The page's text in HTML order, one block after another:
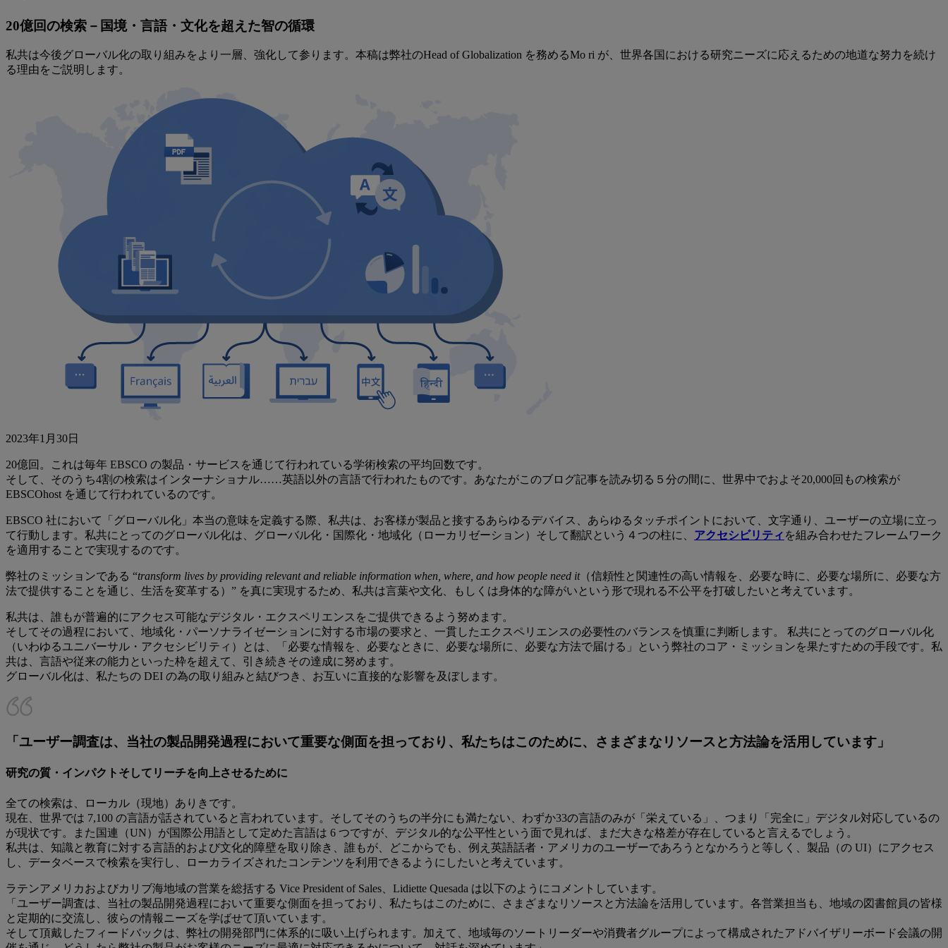
20億回の検索－国境・言語・文化を超えた智の循環
私共は今後グローバル化の取り組みをより一層、強化して参ります。本稿は弊社のHead of Globalization を務めるMo ri が、世界各国における研究ニーズに応えるための地道な努力を続け
る理由をご説明します。
2023年1月30日
20億回。これは毎年 EBSCO の製品・サービスを通じて行われている学術検索の平均回数です。
そして、そのうち4割の検索はインターナショナル……英語以外の言語で行われたものです。あなたがこのブログ記事を読み切る５分の間に、世界中でおよそ20,000回もの検索が
EBSCOhost を通じて行われているのです。
EBSCO 社において「グローバル化」本当の意味を定義する際、私共は、お客様が製品と接するあらゆるデバイス、あらゆるタッチポイントにおいて、文字通り、ユーザーの立場に立っ
て行動します。私共にとってのグローバル化は、グローバル化・国際化・地域化（ローカリゼーション）そして翻訳という４つの柱に、 アクセシビリティ を組み合わせたフレームワーク
を適用することで実現するのです。
弊社のミッションである “transform lives by providing relevant and reliable information when, where, and how people need it（信頼性と関連性の高い情報を、必要な時に、必要な場所に、必要な方
法で提供することを通じ、生活を変革する）” を真に実現するため、私共は言葉や文化、もしくは身体的な障がいという形で現れる不公平を打破したいと考えています。
私共は、誰もが普遍的にアクセス可能なデジタル・エクスペリエンスをご提供できるよう努めます。
そしてその過程において、地域化・パーソナライゼーションに対する市場の要求と、一貫したエクスペリエンスの必要性のバランスを慎重に判断します。 私共にとってのグローバル化
（いわゆるユニバーサル・アクセシビリティ）とは、「必要な情報を、必要なときに、必要な場所に、必要な方法で届ける」という弊社のコア・ミッションを果たすための手段です。私
共は、言語や従来の能力といった枠を超えて、引き続きその達成に努めます。
グローバル化は、私たちの DEI の為の取り組みと結びつき、お互いに直接的な影響を及ぼします。
「ユーザー調査は、当社の製品開発過程において重要な側面を担っており、私たちはこのために、さまざまなリソースと方法論を活用しています」
研究の質・インパクトそしてリーチを向上させるために
全ての検索は、ローカル（現地）ありきです。
現在、世界では 7,100 の言語が話されていると言われています。そしてそのうちの半分にも満たない、わずか33の言語のみが「栄えている」、つまり「完全に」デジタル対応しているの
が現状です。また国連（UN）が国際公用語として定めた言語は 6 つですが、デジタル的な公平性という面で見れば、まだ大きな格差が存在していると言えるでしょう。
私共は、知識と教育に対する言語的および文化的障壁を取り除き、誰もが、どこからでも、例え英語話者・アメリカのユーザーであろうとなかろうと等しく、製品（の UI）にアクセス
し、データベースで検索を実行し、ローカライズされたコンテンツを利用できるようにしたいと考えています。
ラテンアメリカおよびカリブ海地域の営業を総括する Vice President of Sales、Lidiette Quesada は以下のようにコメントしています。
「ユーザー調査は、当社の製品開発過程において重要な側面を担っており、私たちはこのために、さまざまなリソースと方法論を活用しています。各営業担当も、地域の図書館員の皆様
と定期的に交流し、彼らの情報ニーズを学ばせて頂いています。
そして頂戴したフィードバックは、弊社の開発部門に体系的に吸い上げられます。加えて、地域毎のソートリーダーや消費者グループによって構成されたアドバイザリーボード会議の開